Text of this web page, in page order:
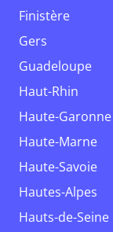
Finistère
Gers
Guadeloupe
Haut-Rhin
Haute-Garonne
Haute-Marne
Haute-Savoie
Hautes-Alpes
Hauts-de-Seine